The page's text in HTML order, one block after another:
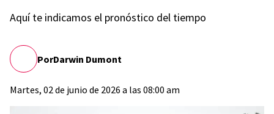
Aquí te indicamos el pronóstico del tiempo
PorDarwin Dumont
Martes, 02 de junio de 2026 a las 08:00 am